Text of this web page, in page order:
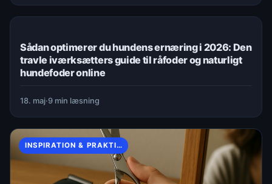
Sådan optimerer du hundens ernæring i 2026: Den
travle iværksætters guide til råfoder og naturligt
hundefoder online
18. maj·9 min læsning
INSPIRATION & PRAKTISKE TIPS